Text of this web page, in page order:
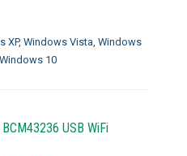
XP, Windows Vista, Windows
10
USB WiFi